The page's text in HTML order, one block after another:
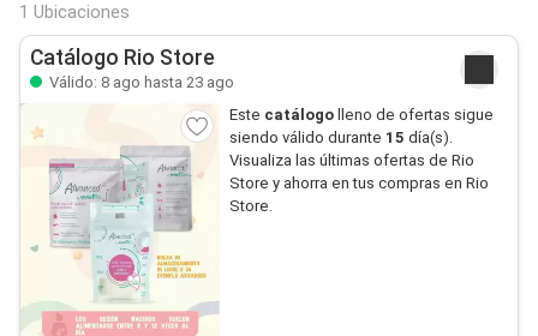
1 Ubicaciones
Catálogo Rio Store
Válido: 8 ago hasta 23 ago
Este catálogo lleno de ofertas sigue
siendo válido durante 15 día(s).
Visualiza las últimas ofertas de Rio
Store y ahorra en tus compras en Rio
Store.